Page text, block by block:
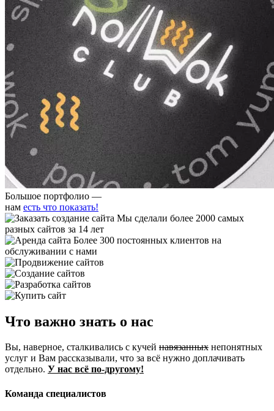
Большое портфолио —
нам есть что показать!
Мы сделали более 2000 самых
разных сайтов за 14 лет
Более 300 постоянных клиентов на
обслуживании с нами
Что важно знать о нас
Вы, наверное, сталкивались с кучей навязанных непонятных
услуг и Вам рассказывали, что за всё нужно доплачивать
отдельно. У нас всё по-другому!
Команда специалистов